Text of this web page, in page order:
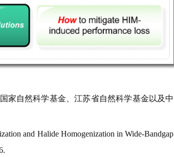
家自然科学基金、江苏省自然科学基金以及中
and Halide Homogenization in Wide-Bandgap